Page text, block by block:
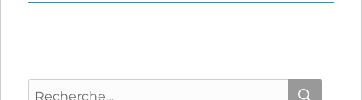
Larguées
Recherche